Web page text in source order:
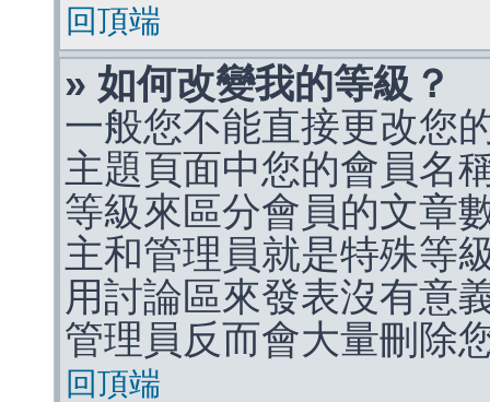
回頂端
» 如何改變我的等級？
一般您不能直接更改您
主題頁面中您的會員名
等級來區分會員的文章
主和管理員就是特殊等
用討論區來發表沒有意
管理員反而會大量刪除
回頂端